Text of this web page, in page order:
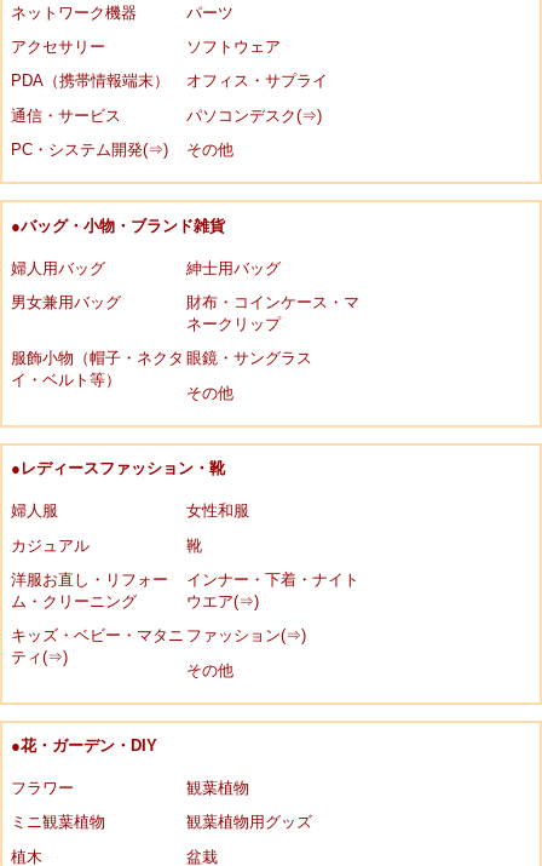
ネットワーク機器
パーツ
アクセサリー
ソフトウェア
PDA（携帯情報端末）
オフィス・サプライ
通信・サービス
パソコンデスク(⇒)
PC・システム開発(⇒)
その他
●バッグ・小物・ブランド雑貨
婦人用バッグ
紳士用バッグ
男女兼用バッグ
財布・コインケース・マ
ネークリップ
服飾小物（帽子・ネクタ
イ・ベルト等）
眼鏡・サングラス
その他
●レディースファッション・靴
婦人服
女性和服
カジュアル
靴
洋服お直し・リフォー
ム・クリーニング
インナー・下着・ナイト
ウエア(⇒)
キッズ・ベビー・マタニ
ティ(⇒)
ファッション(⇒)
その他
●花・ガーデン・DIY
フラワー
観葉植物
ミニ観葉植物
観葉植物用グッズ
植木
盆栽